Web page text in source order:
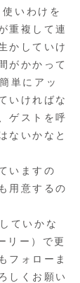
いわけを
重複して連
かしていけ
がかかって
単にアッ
いければな
ゲストを呼
ないかなと
いますの
用意するの
ていかな
ー）で更
フォローま
しくお願い